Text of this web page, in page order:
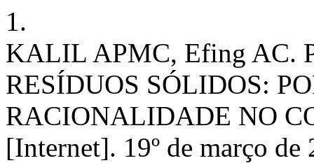
1.
KALIL APMC, Efing AC.
RESÍDUOS SÓLIDOS:
RACIONALIDADE NO
[Internet]. 19º de março de